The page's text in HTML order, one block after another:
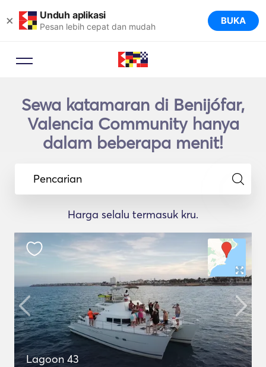
× Unduh aplikasi
Pesan lebih cepat dan mudah BUKA
Sewa katamaran di Benijófar,
Valencia Community hanya
dalam beberapa menit!
Pencarian
Harga selalu termasuk kru.
Lagoon 43